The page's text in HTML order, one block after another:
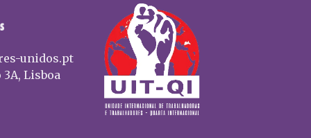
unidos.pt
3A, Lisboa